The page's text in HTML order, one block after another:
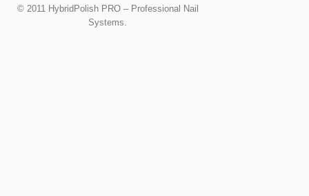
© 2011 HybridPolish PRO – Professional Nail
Systems.